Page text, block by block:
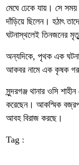
মেঘে ঢেকে যায়। সে সময়
দাঁড়িয়ে ছিলেন। হঠাৎ
ঘটনাস্থলেই তিনজনের
অন্যদিকে, পৃথক এক
আকবর নামে এক কৃষক গরু
সুন্দরগঞ্জ থানার ওসি
করেছেন। আকস্মিক
আবহ বিরাজ করছে।
Tag :